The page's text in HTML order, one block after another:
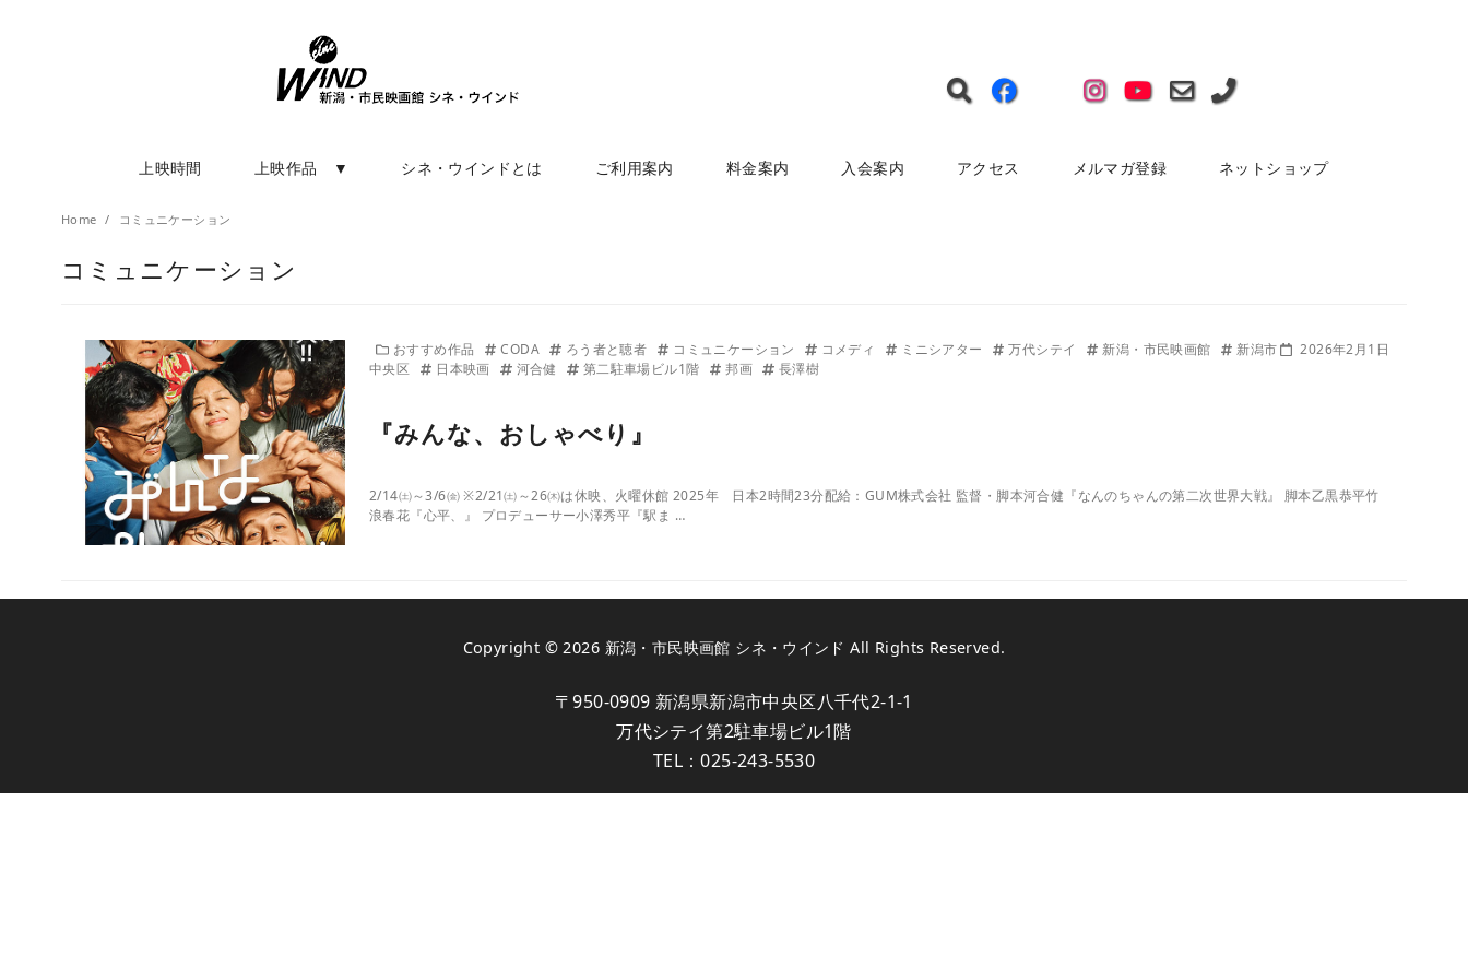
上映時間 上映作品 ▼ シネ・ウインドとは ご利用案内 料金案内 入会案内 アクセス メルマガ登録 ネットショップ
Home コミュニケーション
コミュニケーション
おすすめ作品 CODA ろう者と聴者 コミュニケーション コメディ ミニシアター 万代シテイ 新潟・市民映画館
新潟市
中央区
日本映画 河合健 第二駐車場ビル1階 邦画 長澤樹
2026年2月1日
『みんな、おしゃべり』
2/14㈯～3/6㈮ ※2/21㈯～26㈭は休映、火曜休館 2025年 日本2時間23分配給：GUM株式会社 監督・脚本河合健『なんのちゃんの第二次世界大戦』 脚本乙黒恭平竹
浪春花『心平、』 プロデューサー小澤秀平『駅ま …
Copyright © 2026 新潟・市民映画館 シネ・ウインド All Rights Reserved.
〒950-0909 新潟県新潟市中央区八千代2-1-1
万代シテイ第2駐車場ビル1階
TEL：025-243-5530